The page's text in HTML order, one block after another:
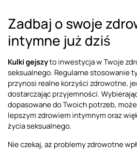
Zadbaj o swoje
intymne już dziś
Kulki gejszyto inwestycja w Twoje
seksualnego. Regularne stosowanie
przynosi realne korzyści zdrowotne,
dostarczając przyjemności.
dopasowane do Twoich potrzeb,
lepszym zdrowiem intymnym oraz
życia seksualnego.
Nie czekaj, aż problemy zdrowotne